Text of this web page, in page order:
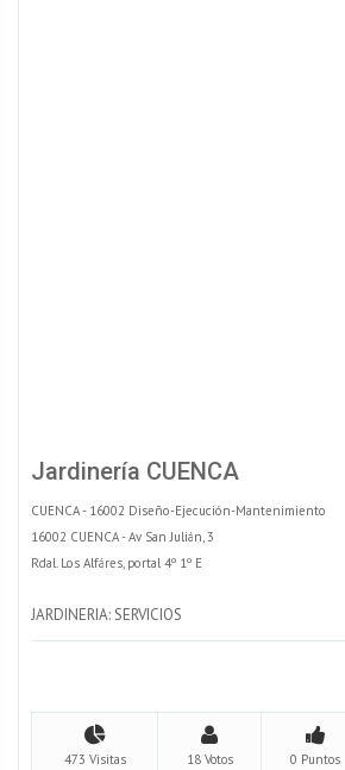
Jardinería CUENCA
CUENCA - 16002 Diseño-Ejecución-Mantenimiento
16002 CUENCA - Av San Julián, 3
Rdal. Los Alfáres, portal 4º 1º E
JARDINERIA: SERVICIOS
473 Visitas 18 Votos 0 Puntos